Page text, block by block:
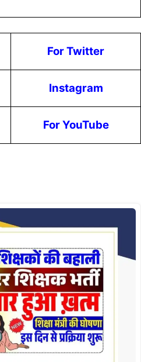
For Twitter
Instagram
For YouTube